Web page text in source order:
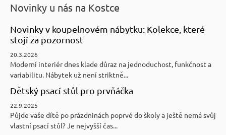
Novinky u nás na Kostce
Novinky v koupelnovém nábytku: Kolekce, které
stojí za pozornost
20.3.2026
Moderní interiér dnes klade důraz na jednoduchost, funkčnost a
variabilitu. Nábytek už není striktně...
Dětský psací stůl pro prvňáčka
22.9.2025
Půjde vaše dítě po prázdninách poprvé do školy a ještě nemá svůj
vlastní psací stůl? Je nejvyšší čas...